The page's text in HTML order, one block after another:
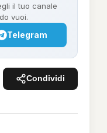
il tuo canale
vuoi.
Telegram
Condividi